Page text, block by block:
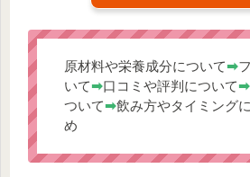
原材料や栄養成分について➡
いて➡口コミや評判について➡
ついて➡飲み方やタイミング
め